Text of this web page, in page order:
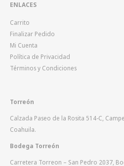
ENLACES
Carrito
Finalizar Pedido
Mi Cuenta
Política de Privacidad
Términos y Condiciones
Torreón
Calzada Paseo de la Rosita 514-C,
Coahuila.
Bodega Torreón
Carretera Torreon – San Pedro 2037,